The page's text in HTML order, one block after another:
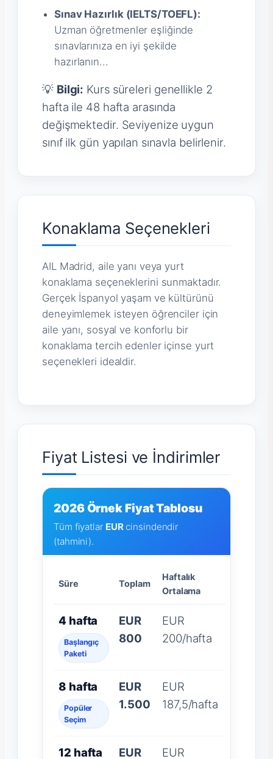
Sınav Hazırlık (IELTS/TOEFL):
Uzman öğretmenler eşliğinde
sınavlarınıza en iyi şekilde
hazırlanın...
💡 Bilgi: Kurs süreleri genellikle 2
hafta ile 48 hafta arasında
değişmektedir. Seviyenize uygun
sınıf ilk gün yapılan sınavla belirlenir.
Konaklama Seçenekleri
AIL Madrid, aile yanı veya yurt
konaklama seçeneklerini sunmaktadır.
Gerçek İspanyol yaşam ve kültürünü
deneyimlemek isteyen öğrenciler için
aile yanı, sosyal ve konforlu bir
konaklama tercih edenler içinse yurt
seçenekleri idealdir.
Fiyat Listesi ve İndirimler
2026 Örnek Fiyat Tablosu
Tüm fiyatlar EURcinsindendir
(tahmini).
Süre Toplam
Haftalık
Ortalama
4 hafta
Başlangıç
Paketi
EUR
800
EUR
200/hafta
8 hafta
Popüler
Seçim
EUR
1.500
EUR
187,5/hafta
12 hafta EUR EUR